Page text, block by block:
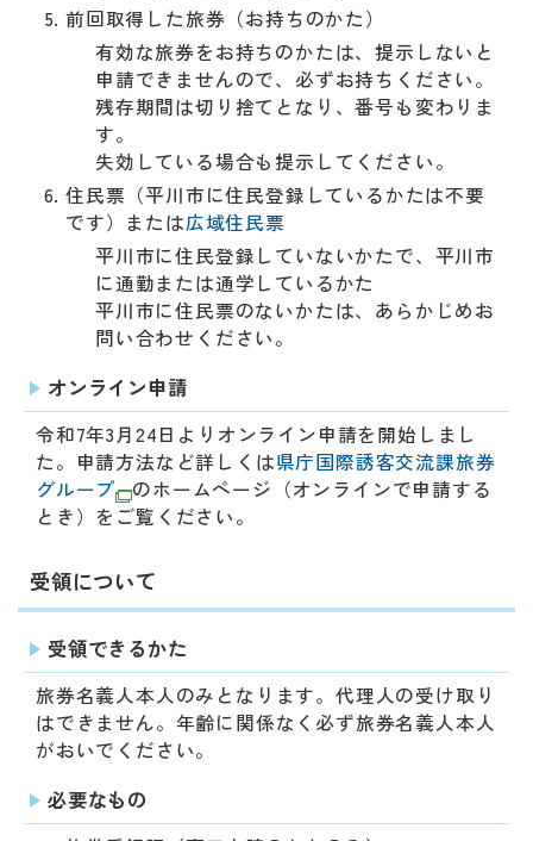
前回取得した旅券（お持ちのかた）
有効な旅券をお持ちのかたは、提示しないと
申請できませんので、必ずお持ちください。
残存期間は切り捨てとなり、番号も変わりま
す。
失効している場合も提示してください。
住民票（平川市に住民登録しているかたは不要
です）または広域住民票
平川市に住民登録していないかたで、平川市
に通勤または通学しているかた
平川市に住民票のないかたは、あらかじめお
問い合わせください。
オンライン申請
令和7年3月24日よりオンライン申請を開始しまし
た。申請方法など詳しくは県庁国際誘客交流課旅券
グループ
のホームページ（オンラインで申請する
とき）をご覧ください。
受領について
受領できるかた
旅券名義人本人のみとなります。代理人の受け取り
はできません。年齢に関係なく必ず旅券名義人本人
がおいでください。
必要なもの